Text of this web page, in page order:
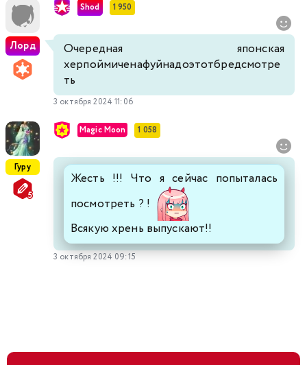
Лорд
Shod 1 950
Очередная японская
херпоймиченафуйнадоэтотбредсмотре
ть
3 октября 2024 11:06
Гуру
Magic Moon 1 058
Жесть !!! Что я сейчас попыталась
посмотреть ? !
Всякую хрень выпускают!!
3 октября 2024 09:15